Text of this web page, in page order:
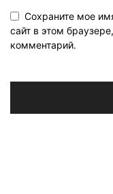
Сохраните мое
сайт в этом
комментарий.